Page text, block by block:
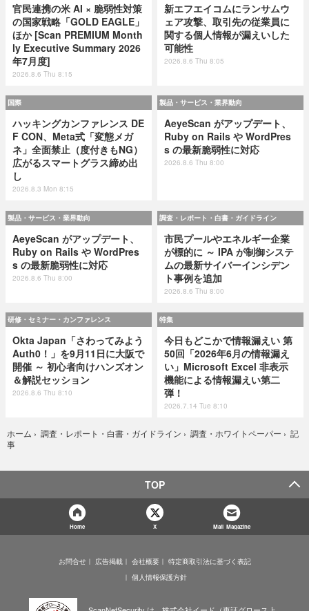
官民連携の米 AI × 脆弱性対策
の国家戦略「GOLD EAGLE」
ほか [Scan PREMIUM Month
ly Executive Summary 2026
年7月度]
2026.8.6 Thu 8:15
新エフエイコムにランサムウ
ェア攻撃、取引先の従業員に
関する個人情報が漏えいした
可能性
2026.8.6 Thu 8:05
国際
ハッキングカンファレンス DE
F CON、Meta式「変態メガ
ネ」全面禁止（度付きもNG）
広がるスマートグラス締め出
し
2026.8.3 Mon 8:15
製品・サービス・業界動向
AeyeScan がアップデート、
Ruby on Rails や WordPres
s の最新脆弱性に対応
2026.8.6 Thu 8:00
製品・サービス・業界動向
AeyeScan がアップデート、
Ruby on Rails や WordPres
s の最新脆弱性に対応
2026.8.6 Thu 8:00
調査・レポート・白書・ガイドライン
市民プールやエネルギー企業
が標的に ～ IPA が制御システ
ムの最新サイバーインシデン
ト事例を追加
2026.8.6 Thu 8:00
研修・セミナー・カンファレンス
Okta Japan「さわってみよう
Auth0！」を9月11日に大阪で
開催 ～ 初心者向けハンズオン
＆解説セッション
2026.8.6 Thu 8:10
特集
今日もどこかで情報漏えい 第
50回「2026年6月の情報漏え
い」Microsoft Excel 非表示
機能による情報漏えい第二
弾！
2026.7.14 Tue 8:10
ホーム › 調査・レポート・白書・ガイドライン › 調査・ホワイトペーパー › 記
事
TOP
Home X Mail Magazine
お問合せ 広告掲載 会社概要
特定商取引法に基づく表記
個人情報保護方針